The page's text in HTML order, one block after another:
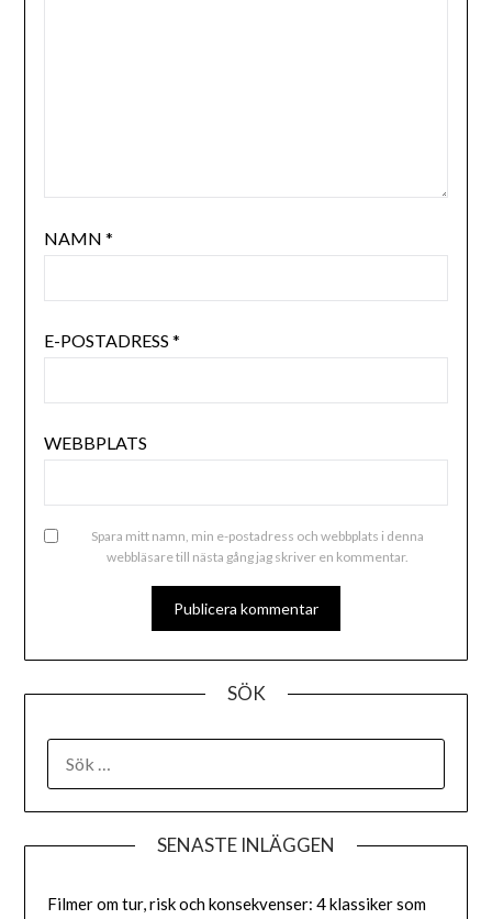
NAMN *
E-POSTADRESS *
WEBBPLATS
Spara mitt namn, min e-postadress och webbplats i denna
webbläsare till nästa gång jag skriver en kommentar.
ALTERNATIVE:
SÖK
SENASTE INLÄGGEN
Filmer om tur, risk och konsekvenser: 4 klassiker som